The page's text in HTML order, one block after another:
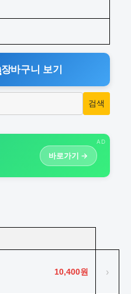
장바구니 보기
AD
바로가기 →
10,400원 ›